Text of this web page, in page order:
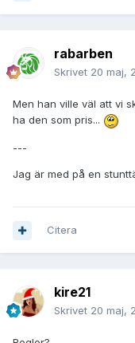
rabarben
Skrivet 20 maj,
Men han ville väl att vi
ha den som pris...
---
Jag är med på en
Citera
kire21
Skrivet 20 maj,